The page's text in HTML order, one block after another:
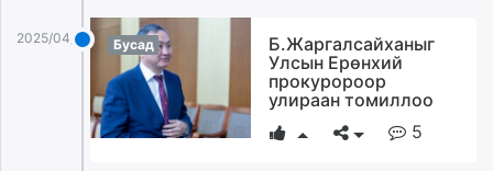
2025/04/10 Бусад
Б.Жаргалсайханыг
Улсын Ерөнхий
прокуророор
улираан томиллоо
5